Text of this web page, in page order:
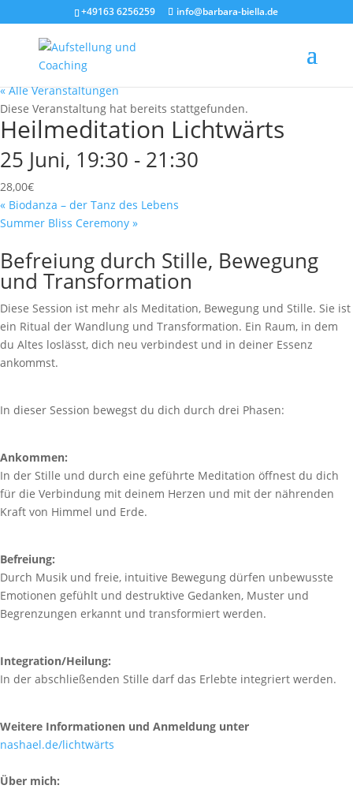
+49163 6256259 info@barbara-biella.de
« Alle Veranstaltungen
Diese Veranstaltung hat bereits stattgefunden.
Heilmeditation Lichtwärts
25 Juni, 19:30 - 21:30
28,00€
« Biodanza – der Tanz des Lebens
Summer Bliss Ceremony »
Befreiung durch Stille, Bewegung
und Transformation
Diese Session ist mehr als Meditation, Bewegung und Stille. Sie ist
ein Ritual der Wandlung und Transformation. Ein Raum, in dem
du Altes loslässt, dich neu verbindest und in deiner Essenz
ankommst.
In dieser Session bewegst du dich durch drei Phasen:
Ankommen:
In der Stille und durch eine geführte Meditation öffnest du dich
für die Verbindung mit deinem Herzen und mit der nährenden
Kraft von Himmel und Erde.
Befreiung:
Durch Musik und freie, intuitive Bewegung dürfen unbewusste
Emotionen gefühlt und destruktive Gedanken, Muster und
Begrenzungen erkannt und transformiert werden.
Integration/Heilung:
In der abschließenden Stille darf das Erlebte integriert werden.
Weitere Informationen und Anmeldung unter
nashael.de/lichtwärts
Über mich: